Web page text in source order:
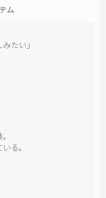
ム
たい」
る。